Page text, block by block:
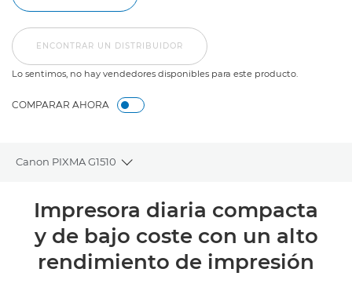
ENCONTRAR UN DISTRIBUIDOR
Lo sentimos, no hay vendedores disponibles para este producto.
COMPARAR AHORA
Canon PIXMA G1510
Toggle breadcrumbs
Descripción general
Especificaciones
Impresora diaria compacta
y de bajo coste con un alto
rendimiento de impresión